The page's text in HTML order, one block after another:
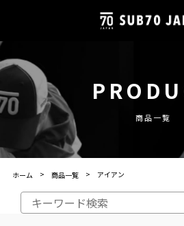
商品一覧
ホーム 商品一覧 アイアン